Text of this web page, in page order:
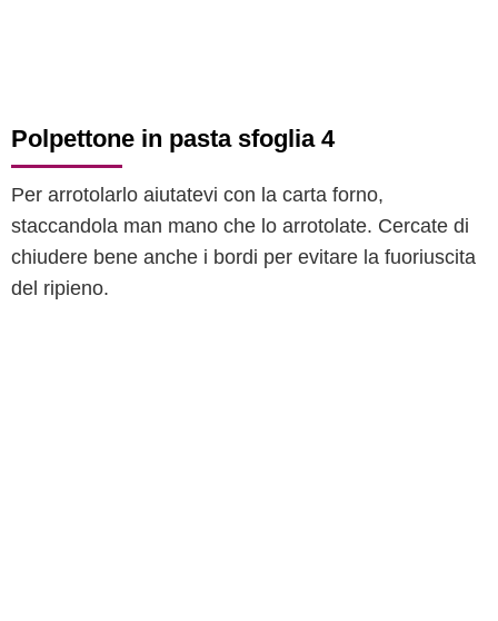
Polpettone in pasta sfoglia 4
Per arrotolarlo aiutatevi con la carta forno,
staccandola man mano che lo arrotolate. Cercate di
chiudere bene anche i bordi per evitare la fuoriuscita
del ripieno.